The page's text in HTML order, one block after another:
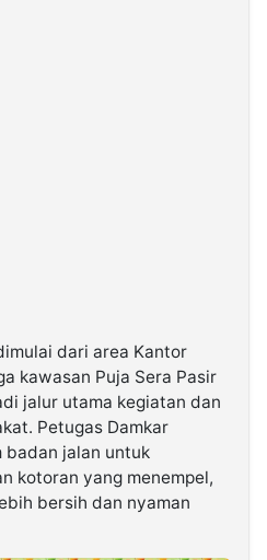
dari area Kantor
kawasan Puja Sera Pasir
jalur utama kegiatan dan
Petugas Damkar
badan jalan untuk
kotoran yang menempel,
bersih dan nyaman